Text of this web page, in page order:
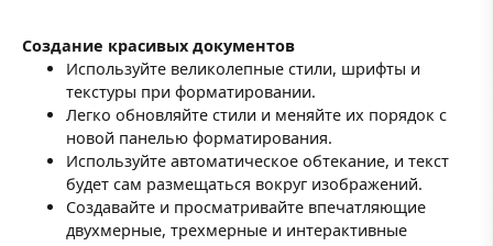
Создание красивых документов
Используйте великолепные стили, шрифты и
текстуры при форматировании.
Легко обновляйте стили и меняйте их порядок с
новой панелью форматирования.
Используйте автоматическое обтекание, и текст
будет сам размещаться вокруг изображений.
Создавайте и просматривайте впечатляющие
двухмерные, трехмерные и интерактивные